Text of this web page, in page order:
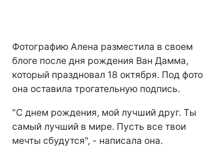
Фотографию Алена разместила в своем
блоге после дня рождения Ван Дамма,
который праздновал 18 октября. Под фото
она оставила трогательную подпись.
"С днем рождения, мой лучший друг. Ты
самый лучший в мире. Пусть все твои
мечты сбудутся", - написала она.